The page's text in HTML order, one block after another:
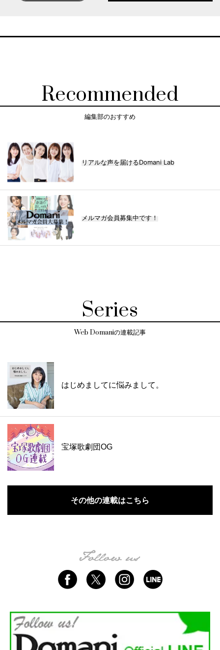
Recommended
編集部のおすすめ
リアルな声を届けるDomani Lab
メルマガ会員募集中です！
Series
Web Domaniの連載記事
はじめましてに悩みまして。
宝塚歌劇団OG
その他の連載はこちら